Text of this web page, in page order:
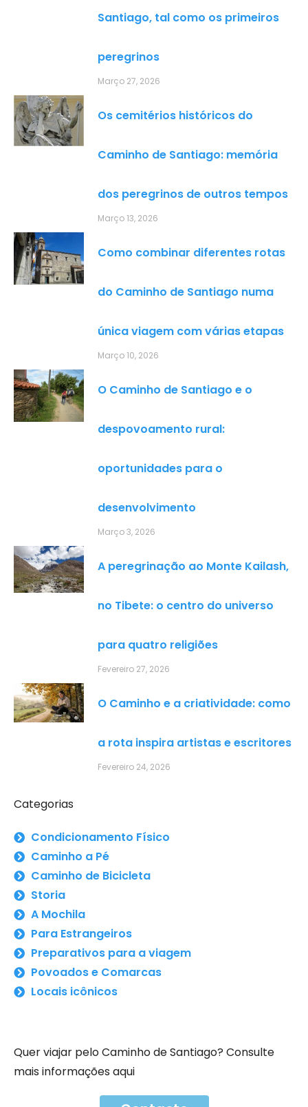
Santiago, tal como os primeiros
peregrinos
Março 27, 2026
Os cemitérios históricos do
Caminho de Santiago: memória
dos peregrinos de outros tempos
Março 13, 2026
Como combinar diferentes rotas
do Caminho de Santiago numa
única viagem com várias etapas
Março 10, 2026
O Caminho de Santiago e o
despovoamento rural:
oportunidades para o
desenvolvimento
Março 3, 2026
A peregrinação ao Monte Kailash,
no Tibete: o centro do universo
para quatro religiões
Fevereiro 27, 2026
O Caminho e a criatividade: como
a rota inspira artistas e escritores
Fevereiro 24, 2026
Categorias
Condicionamento Físico
Caminho a Pé
Caminho de Bicicleta
Storia
A Mochila
Para Estrangeiros
Preparativos para a viagem
Povoados e Comarcas
Locais icônicos
Quer viajar pelo Caminho de Santiago? Consulte
mais informações aqui